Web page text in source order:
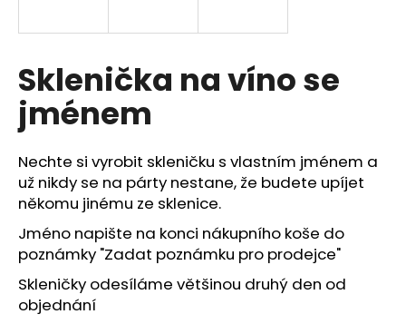
Sklenička na víno se
jménem
Nechte si vyrobit skleničku s vlastním jménem a
už nikdy se na párty nestane, že budete upíjet
někomu jinému ze sklenice.
Jméno napište na konci nákupního koše do
poznámky "Zadat poznámku pro prodejce"
Skleničky odesíláme většinou druhý den od
objednání
í
t
?
HLEDAT
D
o